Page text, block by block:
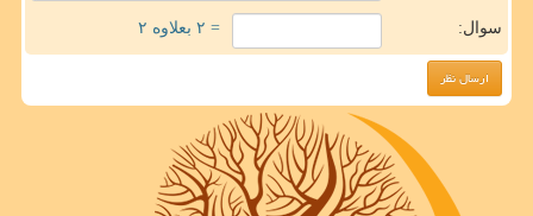
سوال: = ۲ بعلاوه ۲